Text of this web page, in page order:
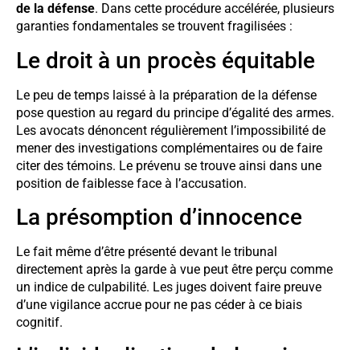
de la défense. Dans cette procédure accélérée, plusieurs
garanties fondamentales se trouvent fragilisées :
Le droit à un procès équitable
Le peu de temps laissé à la préparation de la défense
pose question au regard du principe d’égalité des armes.
Les avocats dénoncent régulièrement l’impossibilité de
mener des investigations complémentaires ou de faire
citer des témoins. Le prévenu se trouve ainsi dans une
position de faiblesse face à l’accusation.
La présomption d’innocence
Le fait même d’être présenté devant le tribunal
directement après la garde à vue peut être perçu comme
un indice de culpabilité. Les juges doivent faire preuve
d’une vigilance accrue pour ne pas céder à ce biais
cognitif.